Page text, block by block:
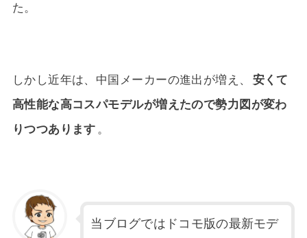
た。
しかし近年は、中国メーカーの進出が増え、
安くて
高性能な高コスパモデルが増えたので勢力図が変わ
りつつあります 。
当ブログではドコモ版の最新モデ